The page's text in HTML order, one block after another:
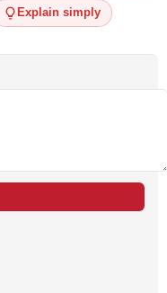
Explain simply